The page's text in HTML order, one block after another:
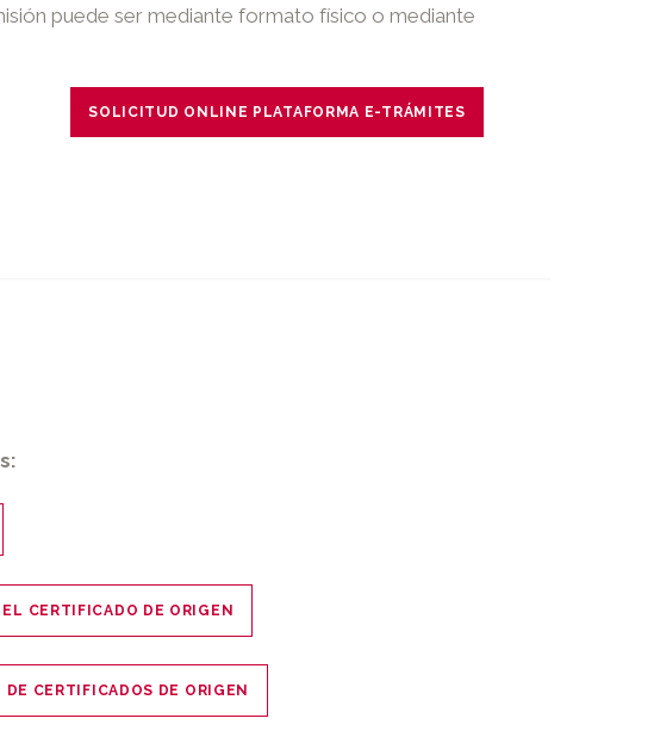
puede ser mediante formato físico o mediante
SOLICITUD ONLINE PLATAFORMA E-TRÁMITES
CERTIFICADO DE ORIGEN
CERTIFICADOS DE ORIGEN